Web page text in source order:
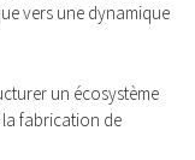
vers une dynamique
un écosystème
fabrication de